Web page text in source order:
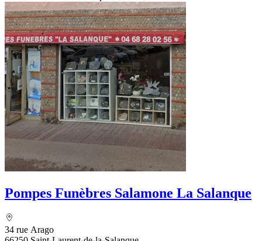
Pompes Funèbres Salamone La Salanque
34 rue Arago